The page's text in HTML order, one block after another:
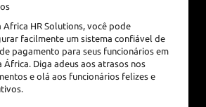
Africa HR Solutions, você pode
facilmente um sistema confiável de
pagamento para seus funcionários em
África. Diga adeus aos atrasos nos
e olá aos funcionários felizes e